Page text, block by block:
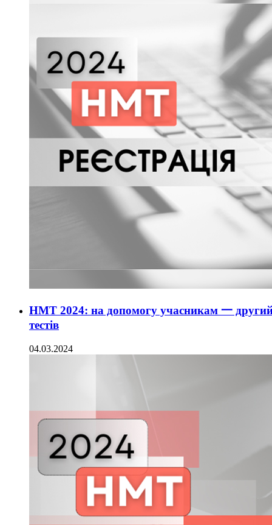
НМТ 2024: на допомогу учасникам 一 другий
тестів
04.03.2024